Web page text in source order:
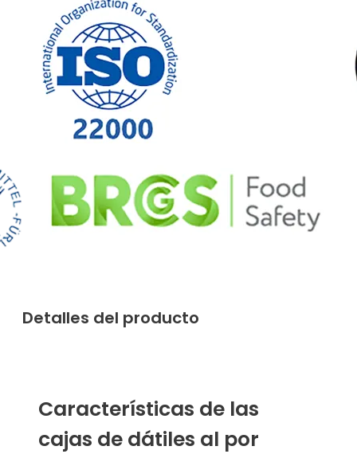
Detalles del producto
Características de las
cajas de dátiles al por